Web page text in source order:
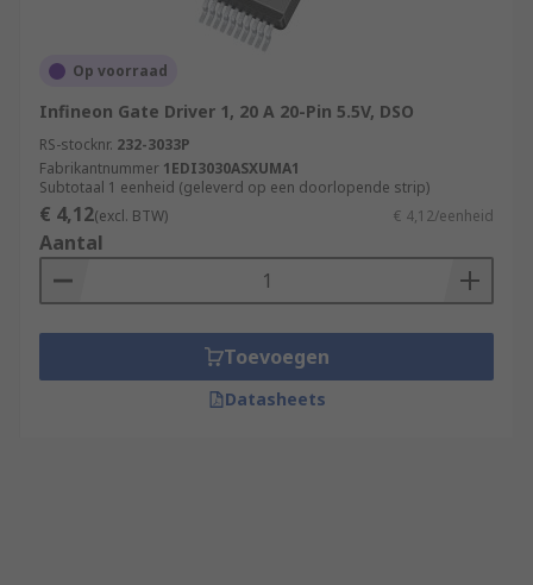
Op voorraad
Infineon Gate Driver 1, 20 A 20-Pin 5.5V, DSO
RS-stocknr. 232-3033P
Fabrikantnummer 1EDI3030ASXUMA1
Subtotaal 1 eenheid (geleverd op een doorlopende strip)
€ 4,12(excl. BTW) € 4,12/eenheid
Aantal
Toevoegen
Datasheets